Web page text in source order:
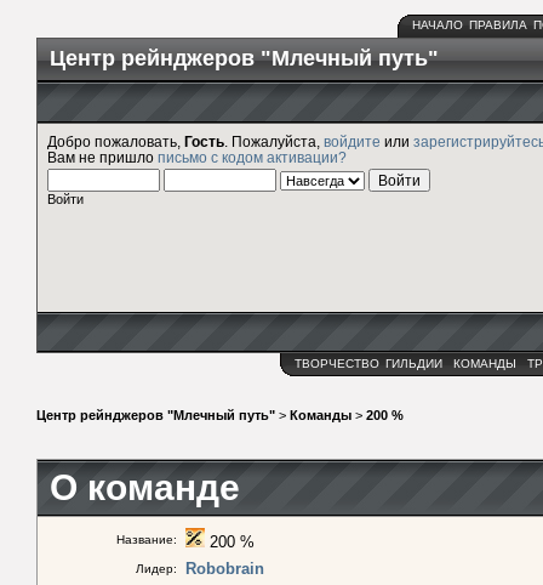
НАЧАЛО ПРАВИЛА
Центр рейнджеров "Млечный путь"
Добро пожаловать, Гость . Пожалуйста, войдите или
Вам не пришло письмо с кодом активации?
Войти
ТВОРЧЕСТВО ГИЛЬДИИ КОМАНДЫ
Центр рейнджеров "Млечный путь" > Команды > 200 %
О команде
Название: 200 %
Лидер: Robobrain